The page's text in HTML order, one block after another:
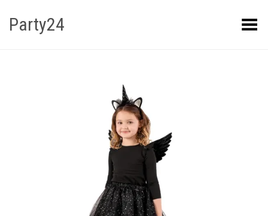
Party24 Kuva menüü